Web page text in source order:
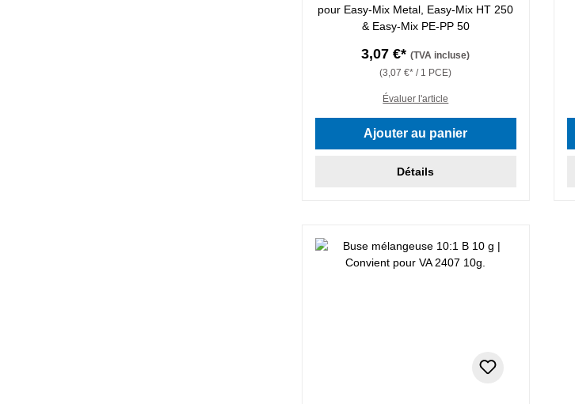
pour Easy-Mix Metal, Easy-Mix HT 250
& Easy-Mix PE-PP 50
3,07 €*(TVA incluse)
(3,07 €* / 1 PCE)
Évaluer l'article
Ajouter au panier
Détails